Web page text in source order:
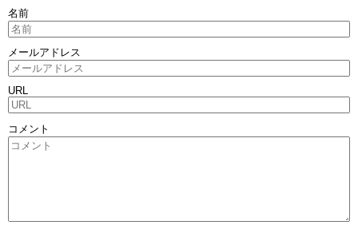
名前
メールアドレス
URL
コメント